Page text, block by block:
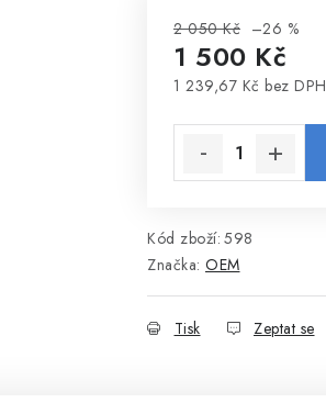
2 050 Kč –26 %
1 500 Kč
1 239,67 Kč bez DPH
Kód zboží: 598
Značka: OEM
Tisk Zeptat se